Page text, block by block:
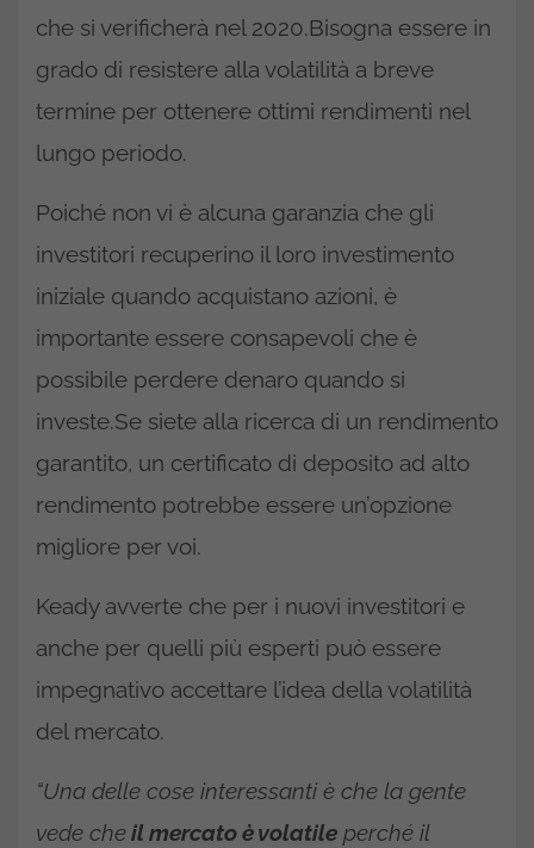
che si verificherà nel 2020.Bisogna essere in
grado di resistere alla volatilità a breve
termine per ottenere ottimi rendimenti nel
lungo periodo.
Poiché non vi è alcuna garanzia che gli
investitori recuperino il loro investimento
iniziale quando acquistano azioni, è
importante essere consapevoli che è
possibile perdere denaro quando si
investe.Se siete alla ricerca di un rendimento
garantito, un certificato di deposito ad alto
rendimento potrebbe essere un’opzione
migliore per voi.
Keady avverte che per i nuovi investitori e
anche per quelli più esperti può essere
impegnativo accettare l’idea della volatilità
del mercato.
“Una delle cose interessanti è che la gente
vede cheil mercato è volatile perché il